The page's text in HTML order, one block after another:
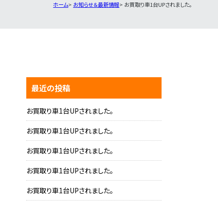
ホーム お知らせ＆最新情報 お買取り車1台UPされました。
最近の投稿
お買取り車1台UPされました。
お買取り車1台UPされました。
お買取り車1台UPされました。
お買取り車1台UPされました。
お買取り車1台UPされました。